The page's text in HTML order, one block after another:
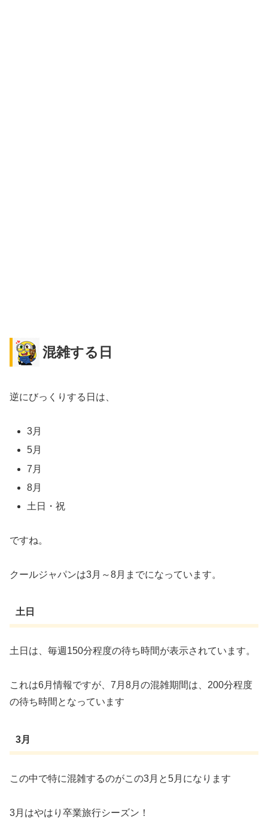
混雑する日
逆にびっくりする日は、
3月
5月
7月
8月
土日・祝
ですね。
クールジャパンは3月～8月までになっています。
土日
土日は、毎週150分程度の待ち時間が表示されています。
これは6月情報ですが、7月8月の混雑期間は、200分程度
の待ち時間となっています
3月
この中で特に混雑するのがこの3月と5月になります
3月はやはり卒業旅行シーズン！